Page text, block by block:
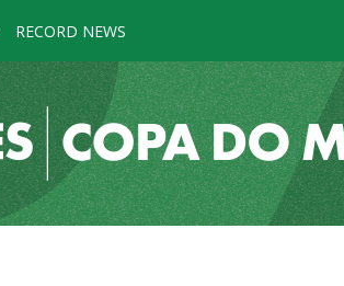
RECORD NEWS